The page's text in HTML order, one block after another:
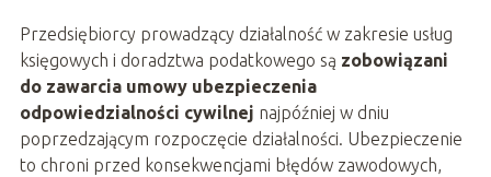
Przedsiębiorcy prowadzący działalność w zakresie usług
księgowych i doradztwa podatkowego są zobowiązani
do zawarcia umowy ubezpieczenia
odpowiedzialności cywilnej najpóźniej w dniu
poprzedzającym rozpoczęcie działalności. Ubezpieczenie
to chroni przed konsekwencjami błędów zawodowych,